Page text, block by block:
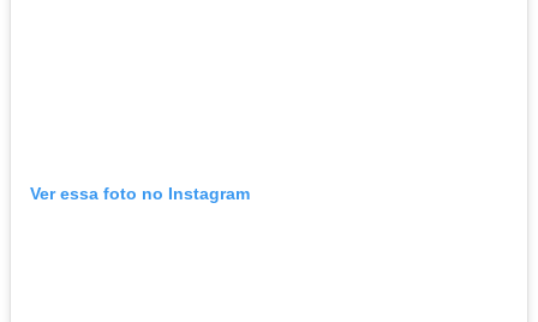
Ver essa foto no Instagram